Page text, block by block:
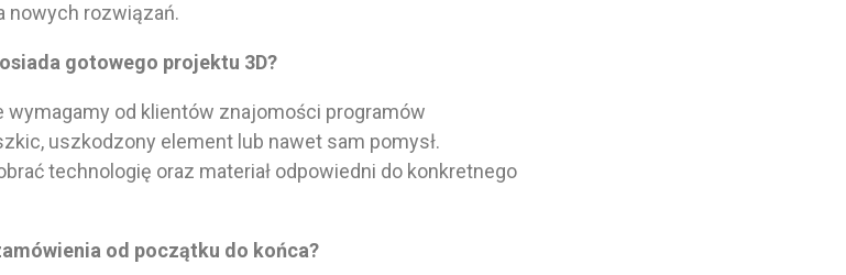
nowych rozwiązań.
gotowego projektu 3D?
wymagamy od klientów znajomości programów
uszkodzony element lub nawet sam pomysł.
technologię oraz materiał odpowiedni do konkretnego
od początku do końca?